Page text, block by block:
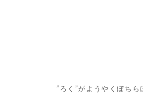
”ろく”がようやくぼち